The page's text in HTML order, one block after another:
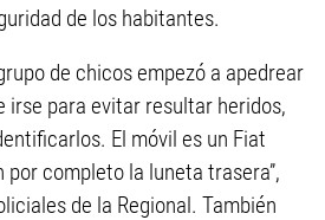
de los habitantes.
de chicos empezó a apedrear
irse para evitar resultar heridos,
El móvil es un Fiat
por completo la luneta trasera”,
de la Regional. También